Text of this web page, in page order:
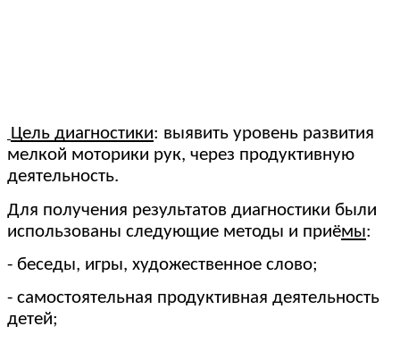
Цель диагностики: выявить уровень развития
мелкой моторики рук, через продуктивную
деятельность.
Для получения результатов диагностики были
использованы следующие методы и приёмы:
- беседы, игры, художественное слово;
- самостоятельная продуктивная деятельность
детей;